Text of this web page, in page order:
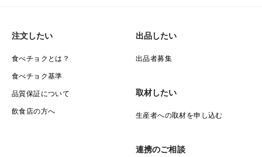
注文したい
食べチョクとは？
食べチョク基準
品質保証について
飲食店の方へ
出品したい
出品者募集
取材したい
生産者への取材を申し込む
連携のご相談